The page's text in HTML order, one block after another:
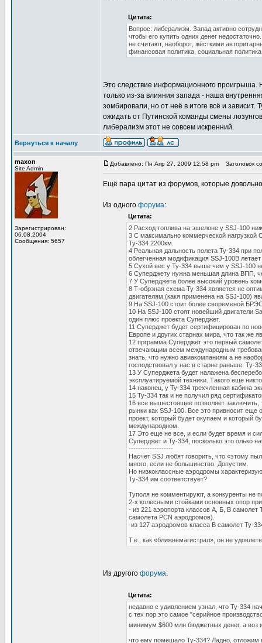
Цитата:
Вопрос: либерализм. Запад активно
чтобы его купить одних денег
не считают, наоборот, жёсткими
финансовая политика, социальная
Это следствие информационного проигрыша.
только из-за влияния запада - наша
зомбировали, но от неё в итоге всё и
ожидать от Путинской команды смены
либерализм этот не совсем искренний.
Вернуться к началу
maxon
Site Admin
Зарегистрирован:
06.08.2004
Сообщения: 5657
Добавлено: Пн Апр 27, 2009 12:58 pm Заголовок
Ещё пара цитат из форумов, которые
Из одного форума:
Цитата:
2 Расход топлива на эшелоне у SSJ-100
3 С максимально коммерческой нагрузкой
Ту-334 2200км.
4 Реальная дальность полета Ту-334 при
облегченная модификация SSJ-100B
5 Сухой вес у Ту-334 выше чем у SSJ-100
6 Суперджету нужна меньшая длина ВПП,
7 У Суперджета более высокий уровень
8 Т-обрзная схема Ту-334 является не
двигателям (какя применена на SSJ-100)
9 На SSJ-100 стоит более своременой
10 На SSJ-100 стоят новейший двигатели
один плюс проекта Суперджет.
11 Суперджет будет сертифицирован по
Европе и других старнах мира, что так же
12 прграмма Суперджет это первый
отвечающим всем международным
знать, что нужно авиакомпаниям а не
господствовал у нас в старне раньше. Ту-
13 У Суперджета будет налажена
эксплуатируемой техники. Такого еще
14 наконец, у Ту-334 трехчленная кабина
15 Ту-334 так и не получил ряд
16 все вышестоящее позволяет
рынки как SSJ-100. Все это привносит еще
проект, который будет окупаем и который
международном.
17 Это еще не все, и если будет время и
Суперджет и Ту-334, посколько это олько
-------------------
Насчет SSJ любят говорить, что «этому
много, если не большинство. Допустим.
Но низкоклассные аэродромы
Ту-334 им соответствует?
Туполя не комментируют, а конкуренты не
2-х колесными стойками основных опор
- из 221 аэропорта классов А, Б, В самолет
самолета PCN аэродромов).
-из 127 аэродромов класса В самолет Ту-
Т.е., как «ближнемагистрал», он не
Из другого форума:
Цитата:
недавно с удивлением узнал, что Ту-334
с тех пор это самое "серийное
минимум $600 млн бюджетных денег. а воз
что ему помешало Ту-334? Ладно, отложим